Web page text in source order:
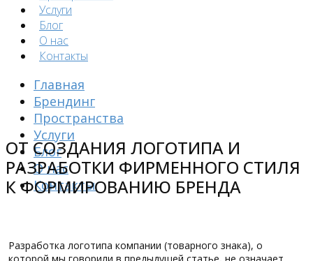
Услуги
Блог
О нас
Контакты
Главная
Брендинг
Пространства
Услуги
Блог
О нас
Контакты
Разработка логотипа компании (товарного знака), о
ОТ СОЗДАНИЯ ЛОГОТИПА И
РАЗРАБОТКИ ФИРМЕННОГО СТИЛЯ
К ФОРМИРОВАНИЮ БРЕНДА